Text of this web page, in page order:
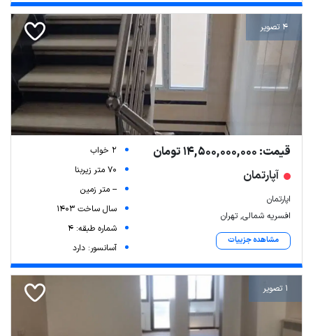
Leaflet ariamarz.com
4 تصویر
قیمت: 14,500,000,000 تومان
آپارتمان
اپارتمان
افسریه شمالی, تهران
مشاهده جزییات
2 خواب
70 متر زیربنا
-- متر زمین
سال ساخت 1403
شماره طبقه: 4
آسانسور: دارد
1 تصویر